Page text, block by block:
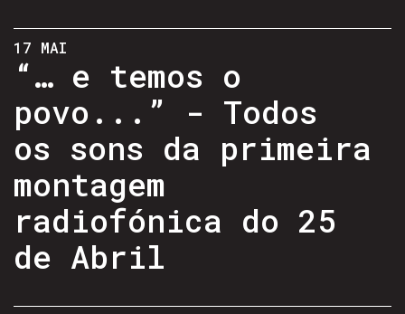
17 MAI
“… e temos o
povo...” - Todos
os sons da primeira
montagem
radiofónica do 25
de Abril